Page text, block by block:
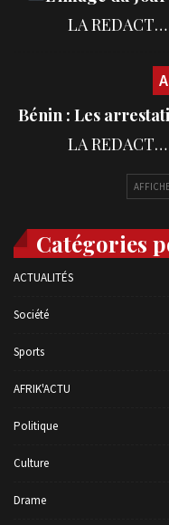
LA REDACTION
Bénin : Les
LA REDACTION
Catégories
ACTUALITÉS
Société
Sports
AFRIK'ACTU
Politique
Culture
Drame